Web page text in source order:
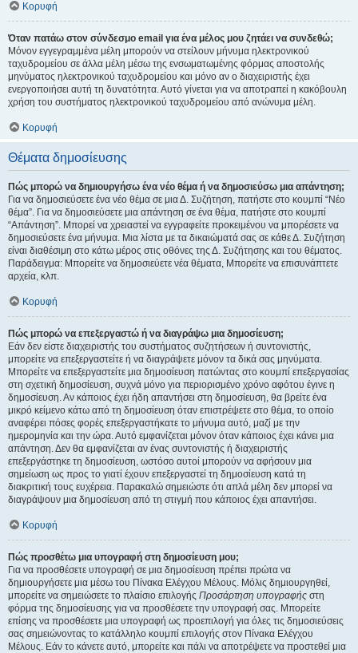
Κορυφή
Όταν πατάω στον σύνδεσμο email για ένα μέλος μου ζητάει να συνδεθώ;
Μόνον εγγεγραμμένα μέλη μπορούν να στείλουν μήνυμα ηλεκτρονικού
ταχυδρομείου σε άλλα μέλη μέσω της ενσωματωμένης φόρμας αποστολής
μηνύματος ηλεκτρονικού ταχυδρομείου και μόνο αν ο διαχειριστής έχει
ενεργοποιήσει αυτή τη δυνατότητα. Αυτό γίνεται για να αποτραπεί η κακόβουλη
χρήση του συστήματος ηλεκτρονικού ταχυδρομείου από ανώνυμα μέλη.
Κορυφή
Θέματα δημοσίευσης
Πώς μπορώ να δημιουργήσω ένα νέο θέμα ή να δημοσιεύσω μια απάντηση;
Για να δημοσιεύσετε ένα νέο θέμα σε μια Δ. Συζήτηση, πατήστε στο κουμπί “Νέο
θέμα”. Για να δημοσιεύσετε μια απάντηση σε ένα θέμα, πατήστε στο κουμπί
“Απάντηση”. Μπορεί να χρειαστεί να εγγραφείτε προκειμένου να μπορέσετε να
δημοσιεύσετε ένα μήνυμα. Μια λίστα με τα δικαιώματά σας σε κάθε Δ. Συζήτηση
είναι διαθέσιμη στο κάτω μέρος στις οθόνες της Δ. Συζήτησης και του θέματος.
Παράδειγμα: Μπορείτε να δημοσιεύετε νέα θέματα, Μπορείτε να επισυνάπτετε
αρχεία, κλπ.
Κορυφή
Πώς μπορώ να επεξεργαστώ ή να διαγράψω μια δημοσίευση;
Εάν δεν είστε διαχειριστής του συστήματος συζητήσεων ή συντονιστής,
μπορείτε να επεξεργαστείτε ή να διαγράψετε μόνον τα δικά σας μηνύματα.
Μπορείτε να επεξεργαστείτε μια δημοσίευση πατώντας στο κουμπί επεξεργασίας
στη σχετική δημοσίευση, συχνά μόνο για περιορισμένο χρόνο αφότου έγινε η
δημοσίευση. Αν κάποιος έχει ήδη απαντήσει στη δημοσίευση, θα βρείτε ένα
μικρό κείμενο κάτω από τη δημοσίευση όταν επιστρέψετε στο θέμα, το οποίο
αναφέρει πόσες φορές επεξεργαστήκατε το μήνυμα αυτό, μαζί με την
ημερομηνία και την ώρα. Αυτό εμφανίζεται μόνον όταν κάποιος έχει κάνει μια
απάντηση. Δεν θα εμφανίζεται αν ένας συντονιστής ή διαχειριστής
επεξεργάστηκε τη δημοσίευση, ωστόσο αυτοί μπορούν να αφήσουν μια
σημείωση ως προς το γιατί έχουν επεξεργαστεί τη δημοσίευση κατά τη
διακριτική τους ευχέρεια. Παρακαλώ σημειώστε ότι απλά μέλη δεν μπορεί να
διαγράψουν μια δημοσίευση από τη στιγμή που κάποιος έχει απαντήσει.
Κορυφή
Πώς προσθέτω μια υπογραφή στη δημοσίευση μου;
Για να προσθέσετε υπογραφή σε μια δημοσίευση πρέπει πρώτα να
δημιουργήσετε μια μέσω του Πίνακα Ελέγχου Μέλους. Μόλις δημιουργηθεί,
μπορείτε να σημειώσετε το πλαίσιο επιλογής Προσάρτηση υπογραφής στη
φόρμα της δημοσίευσης για να προσθέσετε την υπογραφή σας. Μπορείτε
επίσης να προσθέσετε μια υπογραφή ως προεπιλογή για όλες τις δημοσιεύσεις
σας σημειώνοντας το κατάλληλο κουμπί επιλογής στον Πίνακα Ελέγχου
Μέλους. Εάν το κάνετε αυτό, μπορείτε και πάλι να αποτρέψετε να προστεθεί μια